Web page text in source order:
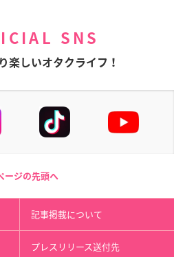
SNS
楽しいオタクライフ！
ージの先頭へ
記事掲載について
プレスリリース送付先